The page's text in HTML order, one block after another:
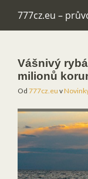
777cz.eu –
Vášnivý
milionů
Od 777cz.eu v